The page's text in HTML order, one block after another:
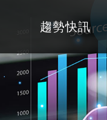
趨勢快訊